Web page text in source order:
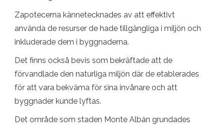
Zapotecerna kännetecknades av att effektivt
använda de resurser de hade tillgängliga i miljön och
inkluderade dem i byggnaderna.
Det finns också bevis som bekräftade att de
förvandlade den naturliga miljön där de etablerades
för att vara bekväma för sina invånare och att
byggnader kunde lyftas.
Det område som staden Monte Albán grundades